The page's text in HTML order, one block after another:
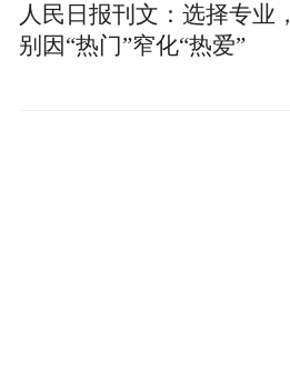
人民日报刊文：选择专业，
别因“热门”窄化“热爱”